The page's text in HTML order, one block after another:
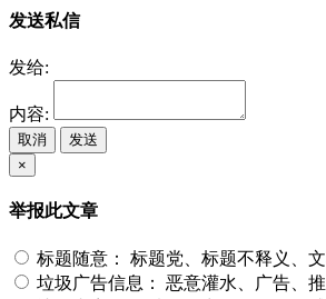
发送私信
发给:
内容:
取消
发送
×
举报此文章
标题随意： 标题党、标题不释义、
垃圾广告信息： 恶意灌水、广告、